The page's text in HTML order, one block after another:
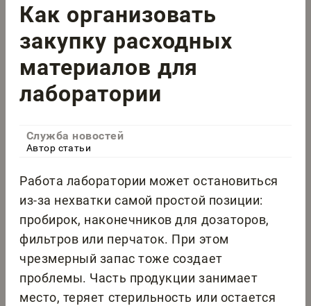
Как организовать
закупку расходных
материалов для
лаборатории
Служба новостей
Автор статьи
Работа лаборатории может остановиться
из-за нехватки самой простой позиции:
пробирок, наконечников для дозаторов,
фильтров или перчаток. При этом
чрезмерный запас тоже создает
проблемы. Часть продукции занимает
место, теряет стерильность или остается